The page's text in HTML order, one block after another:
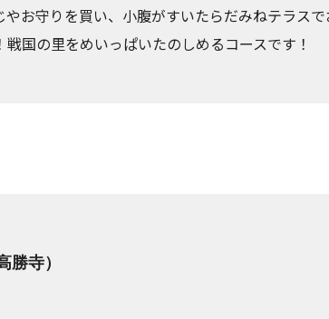
お守りを買い、小腹がすいたらだみねテラス
国の里をめいっぱいたのしめるコースです！
勝寺）